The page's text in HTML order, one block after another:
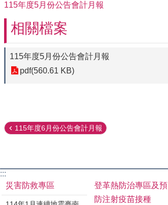
115年度5月份公告會計月報
相關檔案
115年度5月份公告會計月報
pdf(560.61 KB)
115年度6月份公告會計月報
:::
災害防救專區
登革熱防治專區及預
防注射疫苗接種